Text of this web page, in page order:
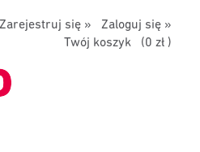
Zarejestruj się »
Zaloguj się »
Twój koszyk (0 zł )